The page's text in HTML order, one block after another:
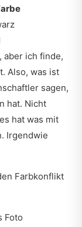
aber ich finde,
Also, was ist
sagen,
hat. Nicht
hat was mit
Irgendwie
Farbkonflikt
Foto